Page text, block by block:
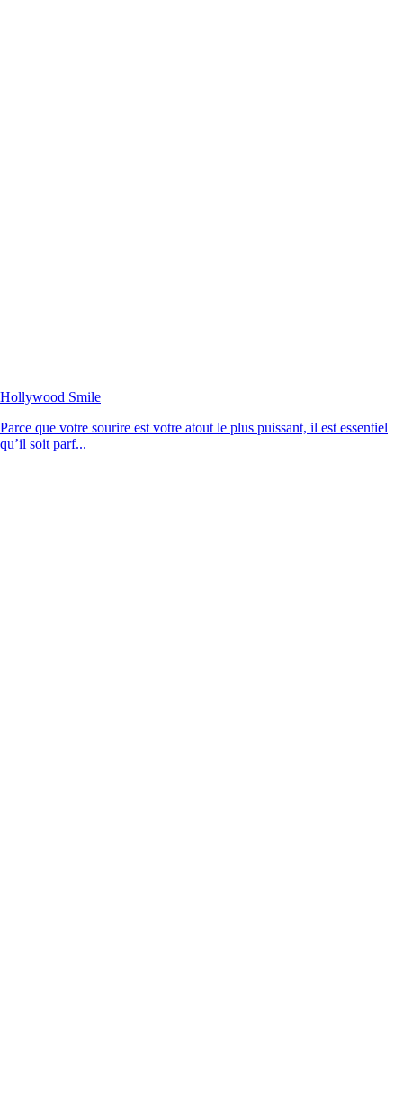
Hollywood Smile
Parce que votre sourire est votre atout le plus puissant, il est essentiel
qu’il soit parf...